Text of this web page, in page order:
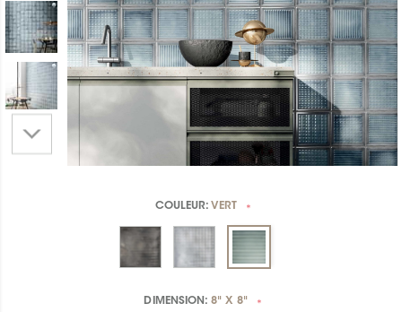
COULEUR:VERT *
DIMENSION:8" X 8" *